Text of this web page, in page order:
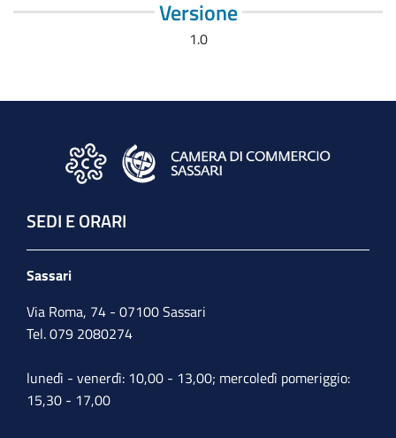
Versione
1.0
SEDI E ORARI
Sassari
Via Roma, 74 - 07100 Sassari
Tel. 079 2080274
lunedì - venerdì: 10,00 - 13,00; mercoledì pomeriggio:
15,30 - 17,00